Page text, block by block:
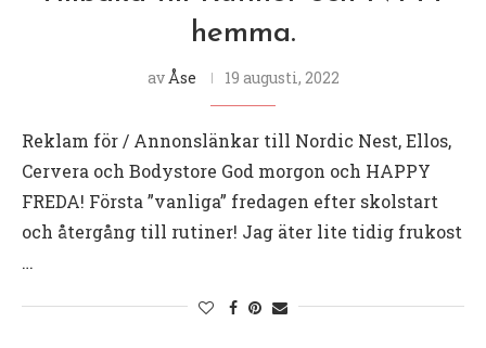
hemma.
av Åse 19 augusti, 2022
Reklam för / Annonslänkar till Nordic Nest, Ellos,
Cervera och Bodystore God morgon och HAPPY
FREDA! Första ”vanliga” fredagen efter skolstart
och återgång till rutiner! Jag äter lite tidig frukost
…